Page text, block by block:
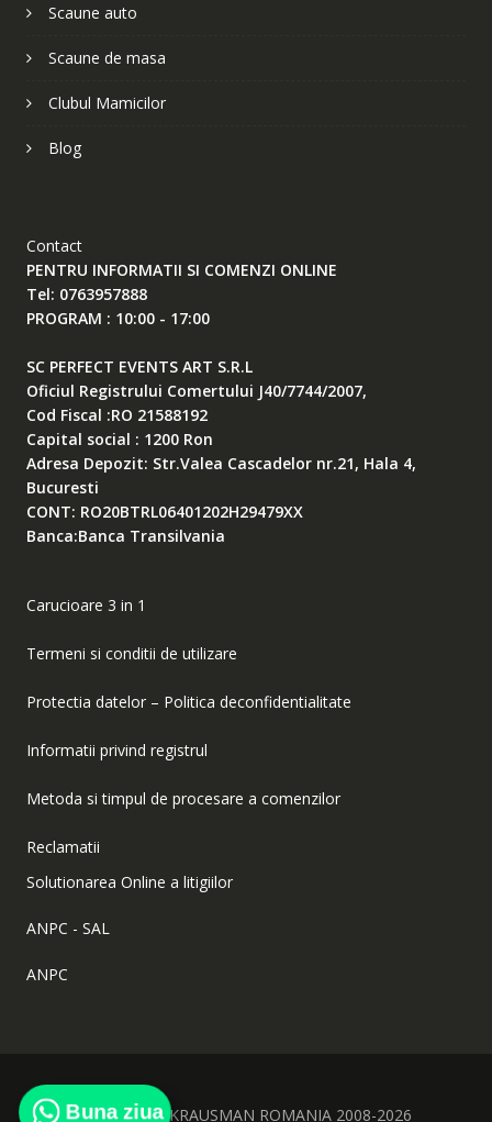
Scaune auto
Scaune de masa
Clubul Mamicilor
Blog
Contact
PENTRU INFORMATII SI COMENZI ONLINE
Tel: 0763957888
PROGRAM : 10:00 - 17:00
SC PERFECT EVENTS ART S.R.L
Oficiul Registrului Comertului J40/7744/2007,
Cod Fiscal :RO 21588192
Capital social : 1200 Ron
Adresa Depozit: Str.Valea Cascadelor nr.21, Hala 4,
Bucuresti
CONT: RO20BTRL06401202H29479XX
Banca:Banca Transilvania
Carucioare 3 in 1
Termeni si conditii de utilizare
Protectia datelor – Politica deconfidentialitate
Informatii privind registrul
Metoda si timpul de procesare a comenzilor
Reclamatii
Solutionarea Online a litigiilor
ANPC - SAL
ANPC
Copyright © KRAUSMAN ROMANIA 2008-2026
Buna ziua